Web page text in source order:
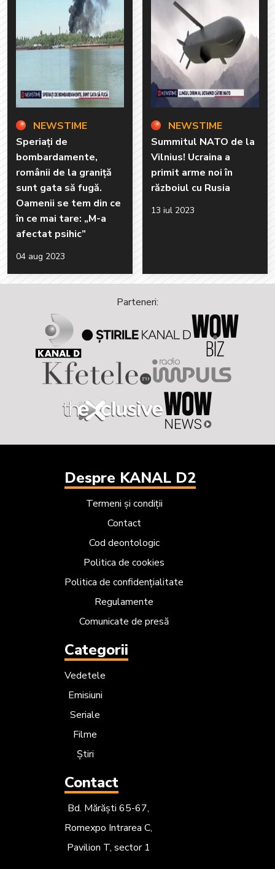
NEWSTIME
Speriați de
bombardamente,
românii de la graniță
sunt gata să fugă.
Oamenii se tem din ce
în ce mai tare: „M-a
afectat psihic”
04 aug 2023
NEWSTIME
Summitul NATO de la
Vilnius! Ucraina a
primit arme noi în
războiul cu Rusia
13 iul 2023
Parteneri:
Despre KANAL D2
Termeni și condiții
Contact
Cod deontologic
Politica de cookies
Politica de confidențialitate
Regulamente
Comunicate de presă
Categorii
Vedetele
Emisiuni
Seriale
Filme
Știri
Contact
Bd. Mărăști 65-67,
Romexpo Intrarea C,
Pavilion T, sector 1